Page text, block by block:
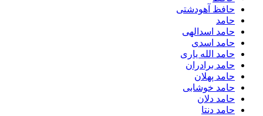
حافظ آهودشتی
حامد
حامد اسدالهی
حامد اسدی
حامد الله یاری
حامد برادران
حامد پهلان
حامد خوشابی
حامد دلان
حامد دنتا